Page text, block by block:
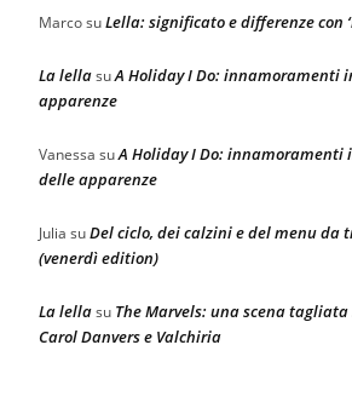
MarcosuLella: significato e differenze con
La lellasuA Holiday I Do: innamoramenti
apparenze
Vanessa suA Holiday I Do:
delle apparenze
Julia suDel ciclo, dei calzini e del menu da
(venerdì edition)
La lellasu The Marvels: una scena
Carol Danvers e Valchiria